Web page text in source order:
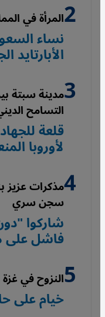
المرأة في
نساء
الأبارتايد
مدينة سبتة
التسامح
قلعة
لأوروبا
سجن سري
شاركوا
فاشل على
النزوح في غزة
خيام على